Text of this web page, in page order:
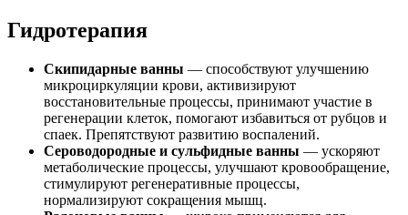
Гидротерапия
Скипидарные ванны — способствуют улучшению
микроциркуляции крови, активизируют
восстановительные процессы, принимают участие в
регенерации клеток, помогают избавиться от рубцов и
спаек. Препятствуют развитию воспалений.
Сероводородные и сульфидные ванны — ускоряют
метаболические процессы, улучшают кровообращение,
стимулируют регенеративные процессы,
нормализируют сокращения мышц.